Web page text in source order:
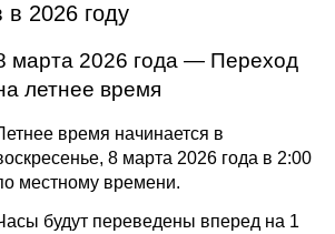
в 2026 году
марта 2026 года — Переход
летнее время
время начинается в
8 марта 2026 года в 2:00
местному времени.
будут переведены вперед на 1